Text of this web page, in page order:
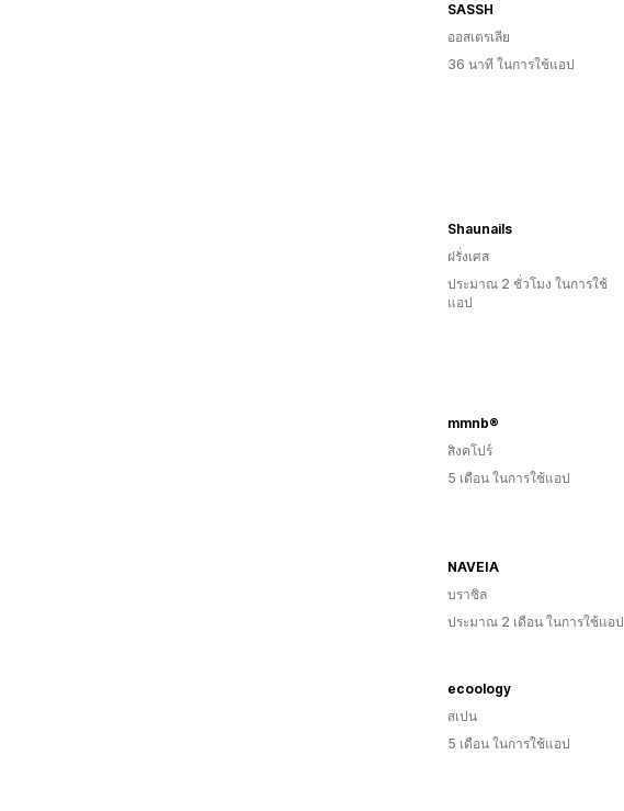
SASSH
ออสเตรเลีย
36 นาที ในการใช้แอป
Shaunails
ฝรั่งเศส
ประมาณ 2 ชั่วโมง ในการใช้
แอป
mmnb®
สิงคโปร์
5 เดือน ในการใช้แอป
NAVEIA
บราซิล
ประมาณ 2 เดือน ในการใช้แอป
ecoology
สเปน
5 เดือน ในการใช้แอป